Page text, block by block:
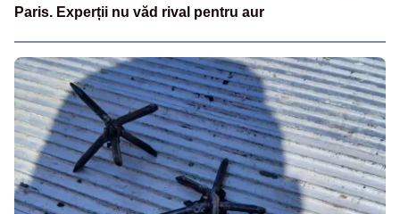
Paris. Experții nu văd rival pentru aur